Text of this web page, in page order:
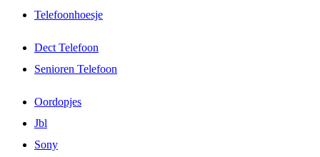
Telefoonhoesje
Dect Telefoon
Senioren Telefoon
Oordopjes
Jbl
Sony